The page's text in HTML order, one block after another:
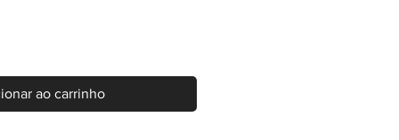
ao carrinho